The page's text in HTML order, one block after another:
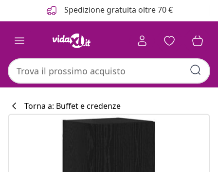
Spedizione gratuita oltre 70 €
Torna a: Buffet e credenze